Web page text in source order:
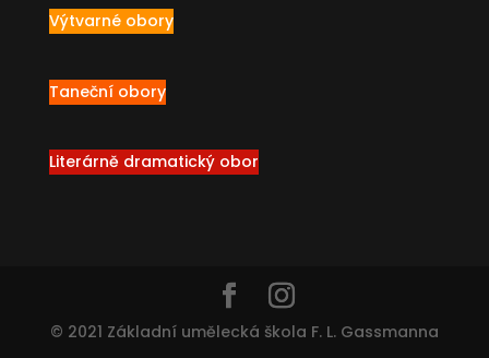
Výtvarné obory
Taneční obory
Literárně dramatický obor
© 2021 Základní umělecká škola F. L. Gassmanna